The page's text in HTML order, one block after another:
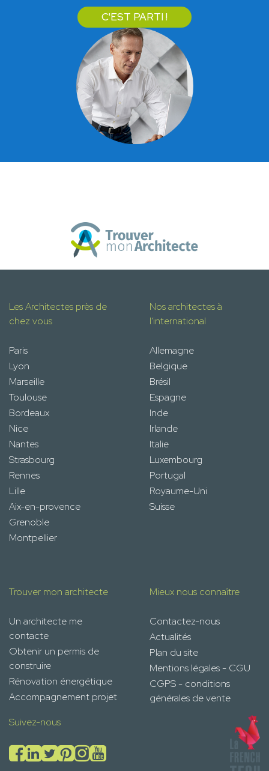
C'EST PARTI !
Les Architectes près de
chez vous
Paris
Lyon
Marseille
Toulouse
Bordeaux
Nice
Nantes
Strasbourg
Rennes
Lille
Aix-en-provence
Grenoble
Montpellier
Nos architectes à
l'international
Allemagne
Belgique
Brésil
Espagne
Inde
Irlande
Italie
Luxembourg
Portugal
Royaume-Uni
Suisse
Trouver mon architecte
Un architecte me
contacte
Obtenir un permis de
construire
Rénovation énergétique
Accompagnement projet
Mieux nous connaître
Contactez-nous
Actualités
Plan du site
Mentions légales - CGU
CGPS - conditions
générales de vente
Suivez-nous